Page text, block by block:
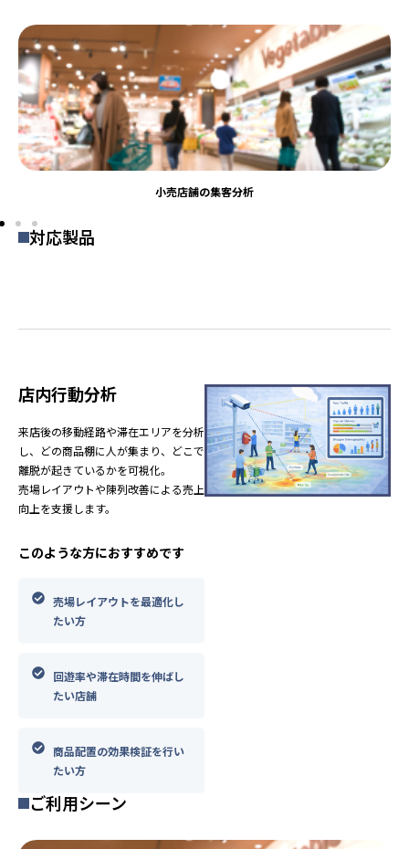
小売店舗の集客分析
対応製品
店内行動分析
来店後の移動経路や滞在エリアを分析
し、どの商品棚に人が集まり、どこで
離脱が起きているかを可視化。
売場レイアウトや陳列改善による売上
向上を支援します。
このような方におすすめです
売場レイアウトを最適化し
たい方
回遊率や滞在時間を伸ばし
たい店舗
商品配置の効果検証を行い
たい方
ご利用シーン